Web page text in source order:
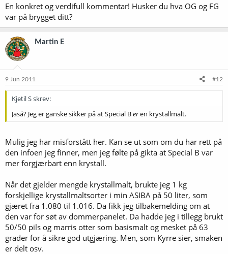
En konkret og verdifull kommentar! Husker du hva OG og FG
var på brygget ditt?
Martin E
9 Jun 2011 #12
Kjetil S skrev:
Jaså? Jeg er ganske sikker på at Special Beren krystallmalt.
Mulig jeg har misforstått her. Kan se ut som om du har rett på
den infoen jeg finner, men jeg følte på gikta at Special B var
mer forgjærbart enn krystall.
Når det gjelder mengde krystallmalt, brukte jeg 1 kg
forskjellige krystallmaltsorter i min ASIBA på 50 liter, som
gjæret fra 1.080 til 1.016. Da fikk jeg tilbakemelding om at
den var for søt av dommerpanelet. Da hadde jeg i tillegg brukt
50/50 pils og marris otter som basismalt og mesket på 63
grader for å sikre god utgjæring. Men, som Kyrre sier, smaken
er delt osv.